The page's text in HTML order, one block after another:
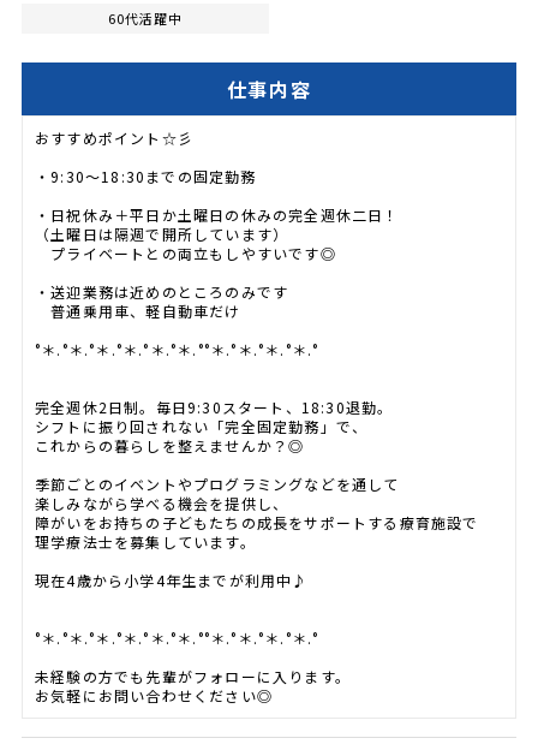
60代活躍中
仕事内容
おすすめポイント☆彡
・9:30～18:30までの固定勤務
・日祝休み＋平日か土曜日の休みの完全週休二日！
（土曜日は隔週で開所しています）
プライベートとの両立もしやすいです◎
・送迎業務は近めのところのみです
普通乗用車、軽自動車だけ
°＊.°＊.°＊.°＊.°＊.°＊.°°＊.°＊.°＊.°＊.°
完全週休2日制。毎日9:30スタート、18:30退勤。
シフトに振り回されない「完全固定勤務」で、
これからの暮らしを整えませんか？◎
季節ごとのイベントやプログラミングなどを通して
楽しみながら学べる機会を提供し、
障がいをお持ちの子どもたちの成長をサポートする療育施設で
理学療法士を募集しています。
現在4歳から小学4年生までが利用中♪
°＊.°＊.°＊.°＊.°＊.°＊.°°＊.°＊.°＊.°＊.°
未経験の方でも先輩がフォローに入ります。
お気軽にお問い合わせください◎